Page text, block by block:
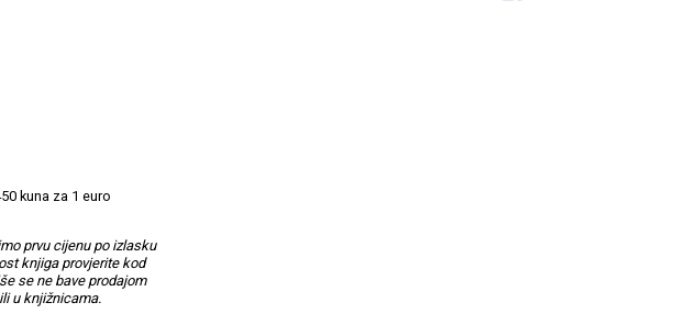
kuna za 1 euro
prvu cijenu po izlasku
knjiga provjerite kod
se ne bave prodajom
u knjižnicama.